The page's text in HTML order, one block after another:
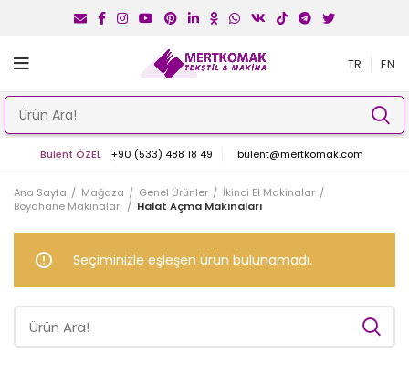
TR EN
Bülent ÖZEL +90 (533) 488 18 49 bulent@mertkomak.com
Ana Sayfa Mağaza Genel Ürünler
İkinci El Makinalar
Boyahane Makinaları
Halat Açma Makinaları
Seçiminizle eşleşen ürün bulunamadı.